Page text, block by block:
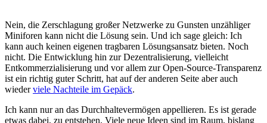
Nein, die Zerschlagung großer Netzwerke zu Gunsten unzähliger
Miniforen kann nicht die Lösung sein. Und ich sage gleich: Ich
kann auch keinen eigenen tragbaren Lösungsansatz bieten. Noch
nicht. Die Entwicklung hin zur Dezentralisierung, vielleicht
Entkommerzialisierung und vor allem zur Open-Source-Transparenz
ist ein richtig guter Schritt, hat auf der anderen Seite aber auch
wiederviele Nachteile im Gepäck.
Ich kann nur an das Durchhaltevermögen appellieren. Es ist gerade
etwas dabei, zu entstehen. Viele neue Ideen sind im Raum, bislang